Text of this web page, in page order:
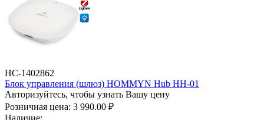
НС-1402862
Блок управления (шлюз) HOMMYN Hub HH-01
Авторизуйтесь, чтобы узнать Вашу цену
Розничная цена: 3 990.00 ₽
Наличие: